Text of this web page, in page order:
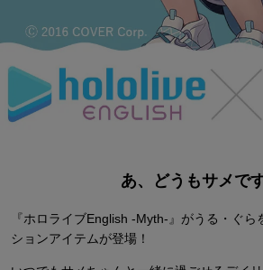
あ、どうもサメです
『ホロライブEnglish -Myth-』がうる・ぐら
ションアイテムが登場！